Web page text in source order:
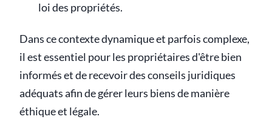
loi des propriétés.
Dans ce contexte dynamique et parfois complexe,
il est essentiel pour les propriétaires d'être bien
informés et de recevoir des conseils juridiques
adéquats afin de gérer leurs biens de manière
éthique et légale.